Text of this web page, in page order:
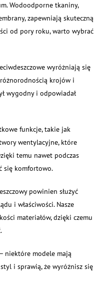
Wodoodporne tkaniny,
zapewniają skuteczną
od pory roku, warto wybrać
wyróżniają się
krojów i
wygodny i odpowiadał
funkcje, takie jak
wentylacyjne, które
temu nawet podczas
się komfortowo.
powinien służyć
i właściwości. Nasze
materiałów, dzięki czemu
niektóre modele mają
i sprawią, że wyróżnisz się